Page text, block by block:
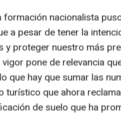
formación nacionalista
a pesar de tener la
proteger nuestro más
pone de relevancia
que hay que sumar las
turístico que ahora
de suelo que ha